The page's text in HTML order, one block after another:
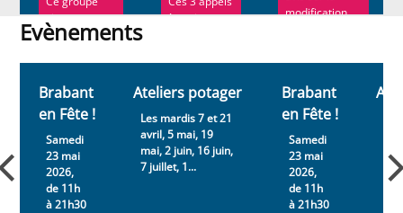
vient
compléter la
de quartier,
en favorisant
une...
à projets
initiatives
modification
quart...
Evènements
Evènements
Brabant
en Fête !
Samedi
23 mai
2026,
de 11h
à 21h30
Ateliers potager
Les mardis 7 et 21
avril, 5 mai, 19
mai, 2 juin, 16 juin,
7 juillet, 1...
Brabant
en Fête !
Samedi
23 mai
2026,
de 11h
à 21h30
7